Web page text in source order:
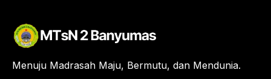
Menuju Madrasah Maju, Bermutu, dan Mendunia.